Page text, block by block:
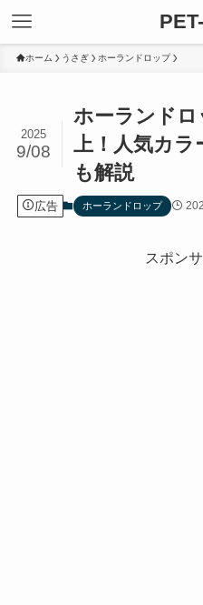
ホーム うさぎ ホーランドロップ
ホーランドロ
上！人気カラ
も解説
2025
9/08
広告 ホーランドロップ
スポン